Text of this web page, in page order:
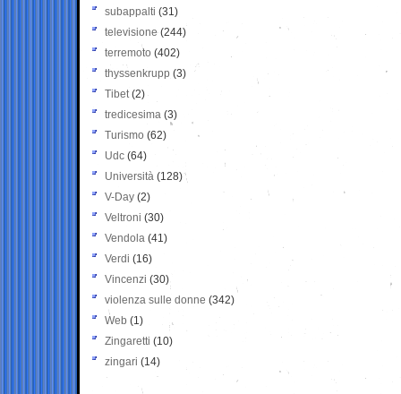
subappalti (31)
televisione(244)
terremoto (402)
thyssenkrupp (3)
Tibet(2)
tredicesima (3)
Turismo (62)
Udc (64)
Università (128)
V-Day (2)
Veltroni (30)
Vendola (41)
Verdi (16)
Vincenzi (30)
violenza sulle donne (342)
Web (1)
Zingaretti (10)
zingari (14)